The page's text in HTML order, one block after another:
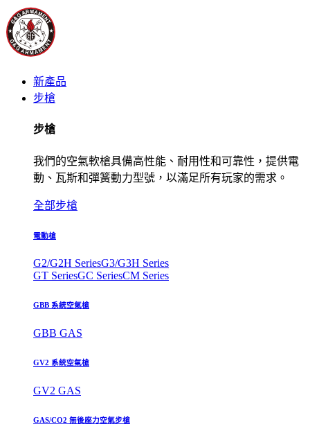
新產品
步槍
步槍
我們的空氣軟槍具備高性能、耐用性和可靠性，提供電
動、瓦斯和彈簧動力型號，以滿足所有玩家的需求。
全部步槍
電動槍
G2/G2H SeriesG3/G3H Series
GT SeriesGC SeriesCM Series
GBB 系統空氣槍
GBB GAS
GV2 系統空氣槍
GV2 GAS
GAS/CO2 無後座力空氣步槍